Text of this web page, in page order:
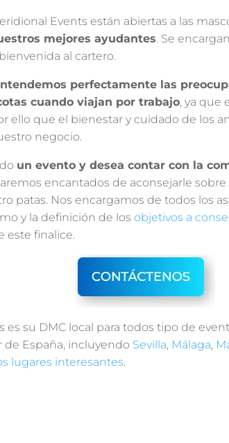
Events están abiertas a las
mejores ayudantes. Se
al cartero.
perfectamente las
cuando viajan por trabajo, ya que
ello que el bienestar y cuidado de los
negocio.
un evento y desea contar con la
encantados de aconsejarle
patas. Nos encargamos de todos los
y la definición de los objetivos a
este finalice.
es su DMC local para todos tipo de
de España, incluyendo Sevilla, Málaga,
lugares interesantes.